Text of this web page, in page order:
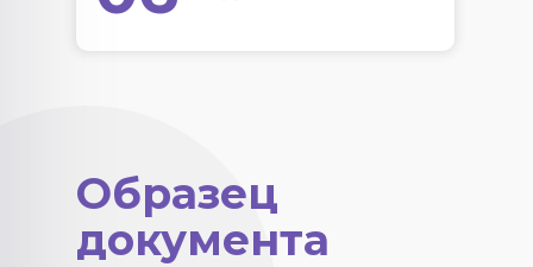
Образец
документа